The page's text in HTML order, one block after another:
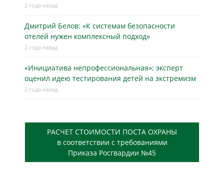
2 года назад
Дмитрий Белов: «К системам безопасности
отелей нужен комплексный подход»
2 года назад
«Инициатива непрофессиональная»: эксперт
оценил идею тестирования детей на экстремизм
2 года назад
РАСЧЕТ СТОИМОСТИ ПОСТА ОХРАНЫ
в соответствии с требованиями
Приказа Росгвардии №45